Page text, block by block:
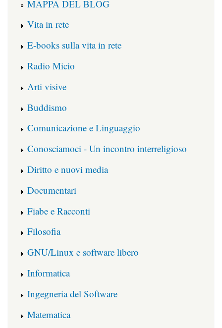
MAPPA DEL BLOG
Vita in rete
E-books sulla vita in rete
Radio Micio
Arti visive
Buddismo
Comunicazione e Linguaggio
Conosciamoci - Un incontro interreligioso
Diritto e nuovi media
Documentari
Fiabe e Racconti
Filosofia
GNU/Linux e software libero
Informatica
Ingegneria del Software
Matematica